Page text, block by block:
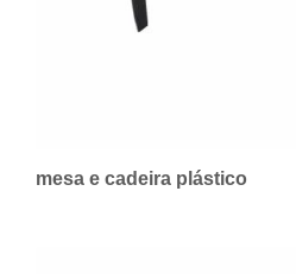
mesa e cadeira plástico